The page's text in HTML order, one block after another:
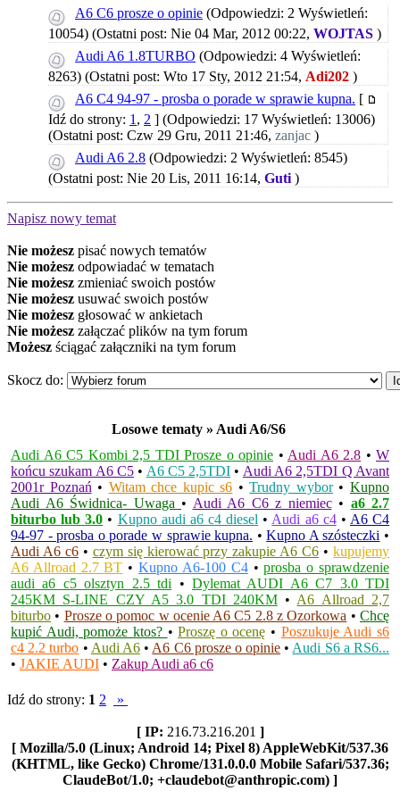
A6 C6 prosze o opinie (Odpowiedzi: 2 Wyświetleń:
10054) (Ostatni post: Nie 04 Mar, 2012 00:22, WOJTAS )
Audi A6 1.8TURBO (Odpowiedzi: 4 Wyświetleń:
8263) (Ostatni post: Wto 17 Sty, 2012 21:54, Adi202 )
A6 C4 94-97 - prosba o porade w sprawie kupna. [
Idź do strony: 1 , 2 ] (Odpowiedzi: 17 Wyświetleń: 13006)
(Ostatni post: Czw 29 Gru, 2011 21:46, zanjac )
Audi A6 2.8 (Odpowiedzi: 2 Wyświetleń: 8545)
(Ostatni post: Nie 20 Lis, 2011 16:14, Guti )
Napisz nowy temat
Nie możesz pisać nowych tematów
Nie możesz odpowiadać w tematach
Nie możesz zmieniać swoich postów
Nie możesz usuwać swoich postów
Nie możesz głosować w ankietach
Nie możesz załączać plików na tym forum
Możesz ściągać załączniki na tym forum
Skocz do:
Losowe tematy » Audi A6/S6
Audi A6 C5 Kombi 2,5 TDI Prosze o opinie • Audi A6 2.8 • W
końcu szukam A6 C5• A6 C5 2,5TDI • Audi A6 2,5TDI Q Avant
2001r Poznań • Witam chce kupic s6 •Trudny wybor•Kupno
Audi A6 Świdnica- Uwaga • Audi A6 C6 z niemiec• a6 2.7
biturbo lub 3.0 • Kupno audi a6 c4 diesel • Audi a6 c4• A6 C4
94-97 - prosba o porade w sprawie kupna. •Kupno A szósteczki •
Audi A6 c6• czym się kierować przy zakupie A6 C6 •kupujemy
A6 Allroad 2.7 BT •Kupno A6-100 C4•prosba o sprawdzenie
audi a6 c5 olsztyn 2.5 tdi • Dylemat AUDI A6 C7 3.0 TDI
245KM S-LINE CZY A5 3.0 TDI 240KM• A6 Allroad 2,7
biturbo • Prosze o pomoc w ocenie A6 C5 2.8 z Ozorkowa •Chcę
kupić Audi, pomoże ktos? •Proszę o ocenę • Poszukuje Audi s6
c4 2.2 turbo • Audi A6• A6 C6 prosze o opinie • Audi S6 a RS6...
• JAKIE AUDI • Zakup Audi a6 c6
Idź do strony: 1 2 »
[ IP: 216.73.216.201 ]
[ Mozilla/5.0 (Linux; Android 14; Pixel 8) AppleWebKit/537.36
(KHTML, like Gecko) Chrome/131.0.0.0 Mobile Safari/537.36;
ClaudeBot/1.0; +claudebot@anthropic.com) ]